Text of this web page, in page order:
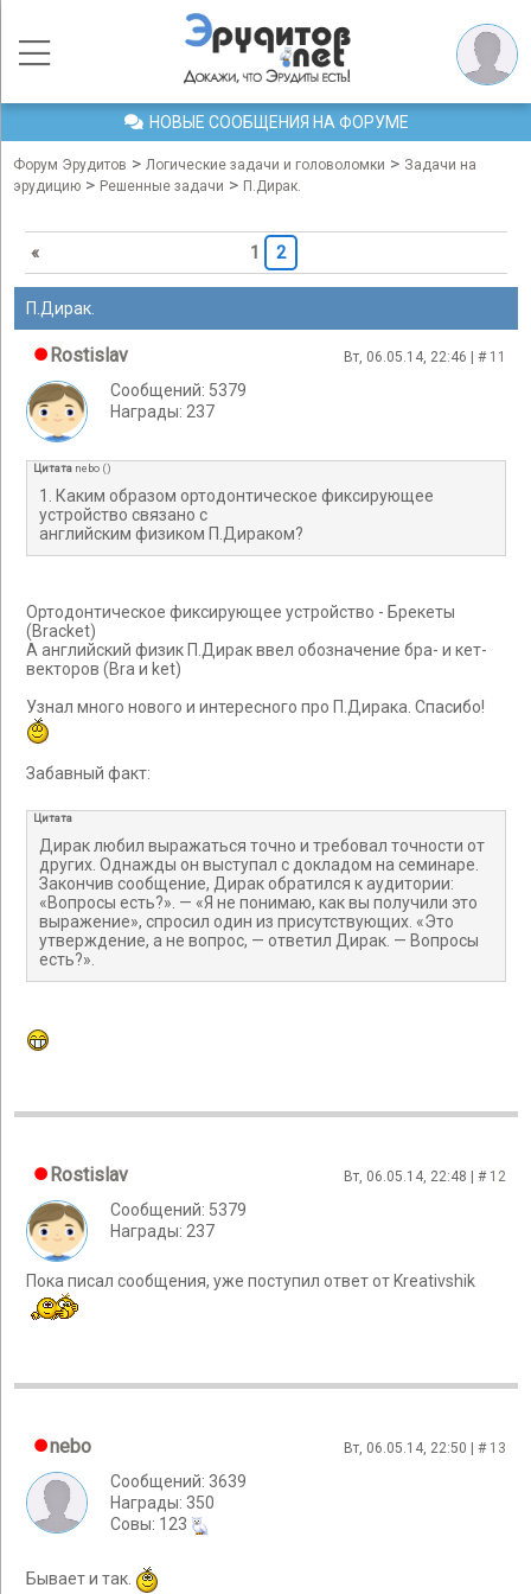
НОВЫЕ СООБЩЕНИЯ НА ФОРУМЕ
Форум Эрудитов > Логические задачи и головоломки > Задачи на
эрудицию > Решенные задачи > П.Дирак.
« 1 2
П.Дирак.
Rostislav Вт, 06.05.14, 22:46 | # 11
Сообщений: 5379
Награды: 237
Цитата nebo ()
1. Каким образом ортодонтическое фиксирующее
устройство связано с
английским физиком П.Дираком?
Ортодонтическое фиксирующее устройство - Брекеты
(Bracket)
А английский физик П.Дирак ввел обозначение бра- и кет-
векторов (Bra и ket)
Узнал много нового и интересного про П.Дирака. Спасибо!
Забавный факт:
Цитата
Дирак любил выражаться точно и требовал точности от
других. Однажды он выступал с докладом на семинаре.
Закончив сообщение, Дирак обратился к аудитории:
«Вопросы есть?». — «Я не понимаю, как вы получили это
выражение», спросил один из присутствующих. «Это
утверждение, а не вопрос, — ответил Дирак. — Вопросы
есть?».
Rostislav Вт, 06.05.14, 22:48 | # 12
Сообщений: 5379
Награды: 237
Пока писал сообщения, уже поступил ответ от Kreativshik
nebo Вт, 06.05.14, 22:50 | # 13
Сообщений: 3639
Награды: 350
Cовы: 123
Бывает и так.